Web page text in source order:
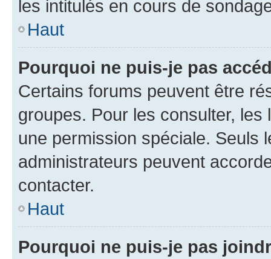
les intitulés en cours de
Haut
Pourquoi ne puis-je pas
Certains forums peuvent être
groupes. Pour les consulter,
une permission spéciale. Seuls
administrateurs peuvent
contacter.
Haut
Pourquoi ne puis-je pas